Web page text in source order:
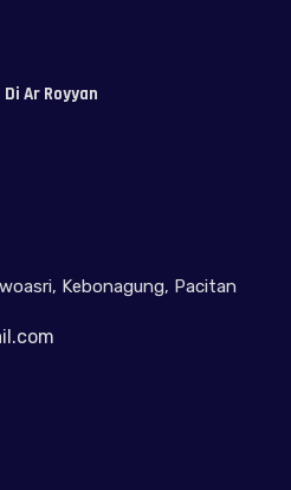
Ar Royyan
Kebonagung, Pacitan